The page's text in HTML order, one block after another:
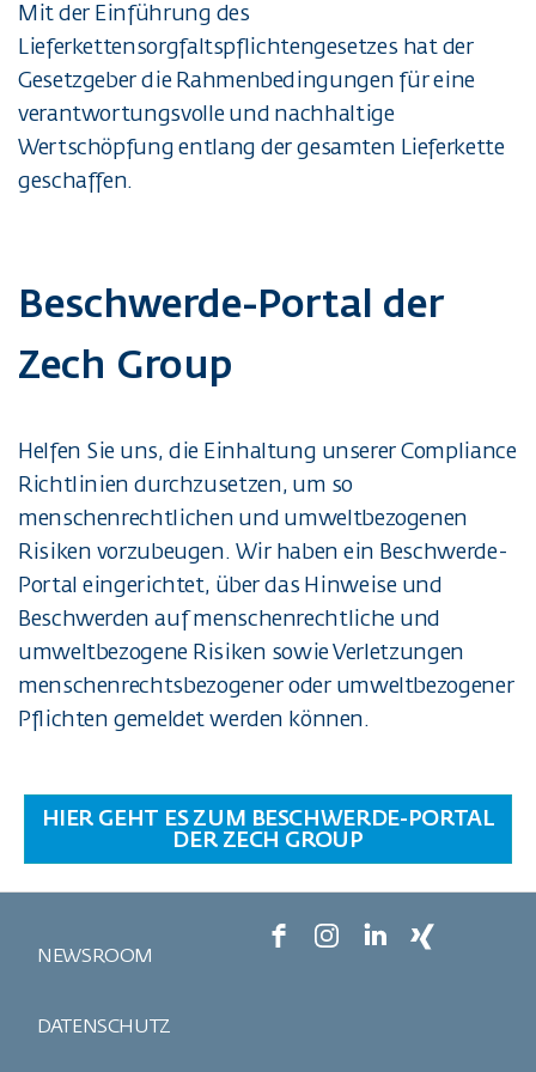
Mit der Einführung des
Lieferkettensorgfaltspflichtengesetzes hat der
Gesetzgeber die Rahmenbedingungen für eine
verantwortungsvolle und nachhaltige
Wertschöpfung entlang der gesamten Lieferkette
geschaffen.
Beschwerde-Portal der
Zech Group
Helfen Sie uns, die Einhaltung unserer Compliance
Richtlinien durchzusetzen, um so
menschenrechtlichen und umweltbezogenen
Risiken vorzubeugen. Wir haben ein Beschwerde-
Portal eingerichtet, über das Hinweise und
Beschwerden auf menschenrechtliche und
umweltbezogene Risiken sowie Verletzungen
menschenrechtsbezogener oder umweltbezogener
Pflichten gemeldet werden können.
HIER GEHT ES ZUM BESCHWERDE-PORTAL
DER ZECH GROUP
NEWSROOM
DATENSCHUTZ